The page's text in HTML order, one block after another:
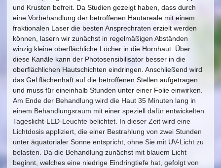
und Krusten befreit. Da Studien gezeigt haben, dass durch
eine Vorbehandlung der betroffenen Hautareale mit einem
fraktionalen Laser die besten Ansprechraten erzielt werden
können, lasern wir zunächst in regelmäßigen Abständen
winzig kleine oberflächliche Löcher in die Hornhaut. Über
diese Kanäle kann der Photosensibilisator besser in die
oberflächlichen Hautschichten eindringen. Anschließend wird
das Gel flächenhaft auf die betroffenen Stellen aufgetragen
und muss für eineinhalb Stunden unter einer Folie einwirken.
Am Ende der Behandlung wird die Haut 35 Minuten lang in
einem Behandlungsraum mit einer speziell dafür entwickelten
Tageslicht-LED-Leuchte belichtet. In dieser Zeit wird eine
Lichtdosis appliziert, die einer Bestrahlung von zwei Stunden
unter äquatorialer Sonne entspricht, ohne Sie mit UV-Licht zu
belasten. Da die Behandlung zunächst mit blauem Licht
beginnt, welches eine niedrige Eindringtiefe hat, gefolgt von